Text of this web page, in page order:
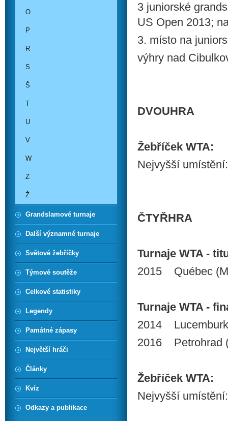
3 juniorské
US Open 2013;
3. místo na
výhry nad
DVOUHRA
Žebříček WTA:
Nejvyšší
ČTYŘHRA
Turnaje WTA -
2015 Québec
Turnaje WTA -
2014
2016 Petrohrad
Žebříček WTA:
Nejvyšší
O
P
R
S
Š
T
U
V
W
Z
Ž
Grandslamové turnaje
Další významné turnaje
Světové žebříčky
Týmové soutěže
Celkové statistiky
Legendy
Památné zápasy
Největší hráči
Články
Kvíz
Odkazy a publikace